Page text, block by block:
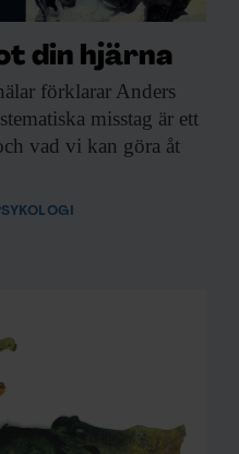
din hjärna
förklarar Anders
misstag är ett
vad vi kan göra åt